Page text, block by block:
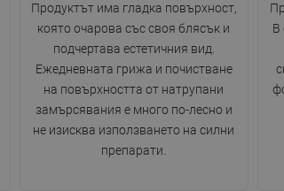
Продуктът има гладка повърхност,
която очарова със своя блясък и
подчертава естетичния вид.
Ежедневната грижа и почистване
на повърхността от натрупани
замърсявания е много по-лесно и
не изисква използването на силни
препарати.
В